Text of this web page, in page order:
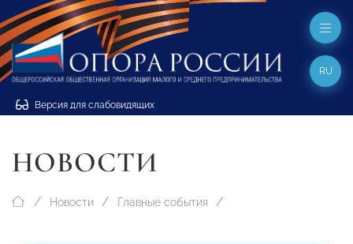
Версия для слабовидящих
RU
НОВОСТИ
Новости Главные события